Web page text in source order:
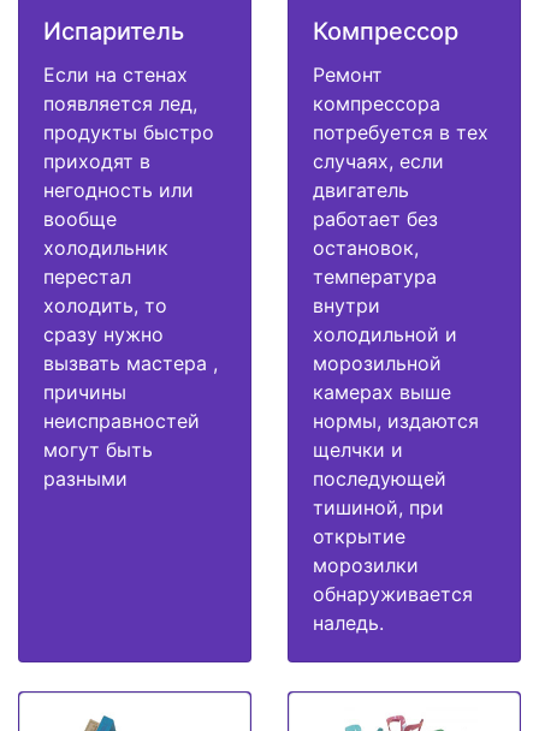
Испаритель
Если на стенах
появляется лед,
продукты быстро
приходят в
негодность или
вообще
холодильник
перестал
холодить, то
сразу нужно
вызвать мастера ,
причины
неисправностей
могут быть
разными
Компрессор
Ремонт
компрессора
потребуется в тех
случаях, если
двигатель
работает без
остановок,
температура
внутри
холодильной и
морозильной
камерах выше
нормы, издаются
щелчки и
последующей
тишиной, при
открытие
морозилки
обнаруживается
наледь.